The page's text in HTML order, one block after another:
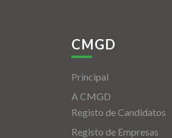
CMGD
Principal
A CMGD
Registo de Candidatos
Registo de Empresas